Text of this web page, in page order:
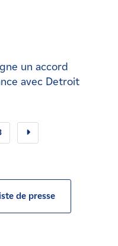
un accord
avec Detroit
de presse